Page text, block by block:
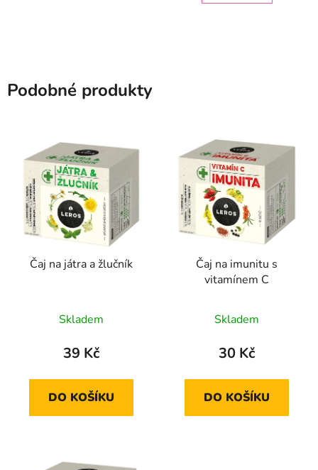
Podobné produkty
Čaj na játra a žlučník
Skladem
39 Kč
DO KOŠÍKU
Čaj na imunitu s
vitamínem C
Skladem
30 Kč
DO KOŠÍKU